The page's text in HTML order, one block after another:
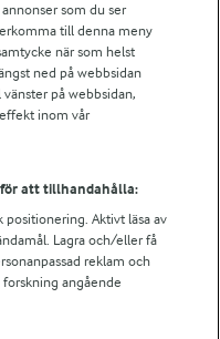
som du ser
till denna meny
när som helst
ned på webbsidan
på webbsidan,
inom vår
för att tillhandahålla:
positionering. Aktivt läsa av
Lagra och/eller få
reklam och
angående